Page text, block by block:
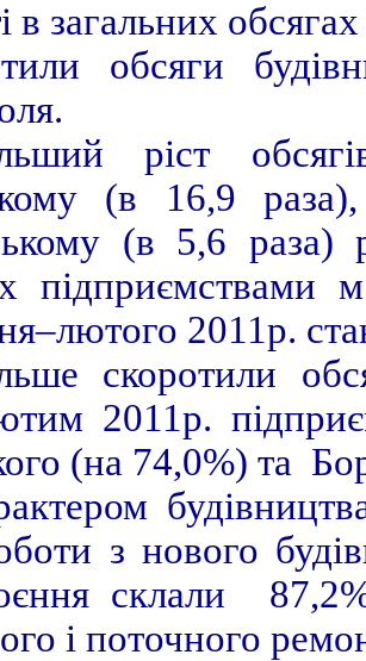
в загальних
обсяги
ріст
(в 16,9
(в 5,6 раза)
підприємствами
2011р.
скоротили
2011р.
(на 74,0%) та
з нового
склали
і поточного